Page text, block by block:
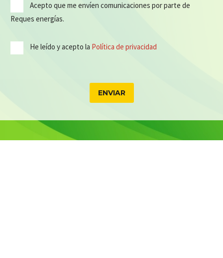
Acepto que me envíen comunicaciones por parte de
Reques energías.
He leído y acepto la Política de privacidad